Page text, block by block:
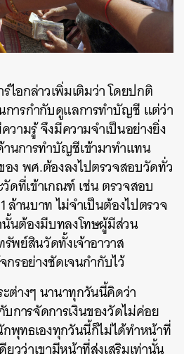
ไอกล่าวเพิ่มเติมว่า โดยปกติ
การกำกับดูแลการทำบัญชี แต่ว่า
วามรู้ จึงมีความจำเป็นอย่างยิ่ง
นการทำบัญชีเข้ามาทำแทน
ง พศ.ต้องลงไปตรวจสอบวัดทั่ว
วัดที่เข้าเกณฑ์ เช่น ตรวจสอบ
ล้านบาท ไม่จำเป็นต้องไปตรวจ
นต้องมีบทลงโทษผู้มีส่วน
พย์สินวัดทั้งเจ้าอาวาส
กรอย่างชัดเจนกำกับไว้
ะต่างๆ นานาทุกวันนี้คิดว่า
การจัดการเงินของวัดไม่ค่อย
พุทธเองทุกวันนี้ก็ไม่ได้ทำหน้าที่